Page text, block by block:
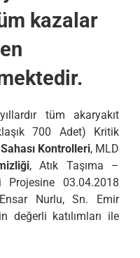
kazalar
tüm akaryakıt
700 Adet) Kritik
Kontrolleri, MLD
, Atık Taşıma –
Projesine 03.04.2018
Nurlu, Sn. Emir
değerli katılımları ile